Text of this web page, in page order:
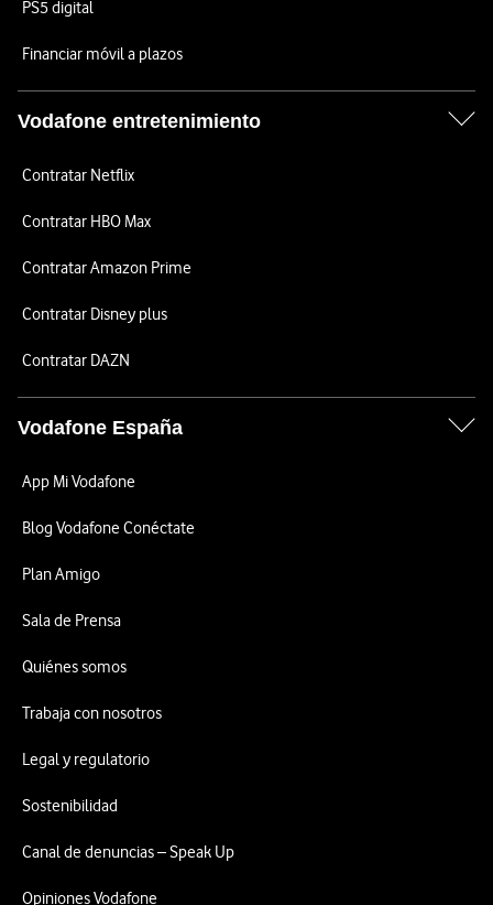
PS5 digital
Financiar móvil a plazos
Vodafone entretenimiento
Contratar Netflix
Contratar HBO Max
Contratar Amazon Prime
Contratar Disney plus
Contratar DAZN
Vodafone España
App Mi Vodafone
Blog Vodafone Conéctate
Plan Amigo
Sala de Prensa
Quiénes somos
Trabaja con nosotros
Legal y regulatorio
Sostenibilidad
Canal de denuncias – Speak Up
Opiniones Vodafone